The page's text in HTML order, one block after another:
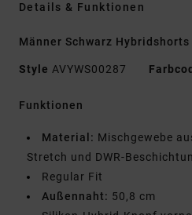
Details & Funktionen
Männer Schwarz Hybridshorts
Style AVYWS00287
Funktionen
Material: Mischgewebe
Stretch und DWR-
Regular Fit
Außennaht: 50,8 cm